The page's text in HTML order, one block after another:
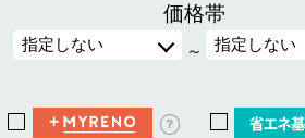
価格帯
～
？